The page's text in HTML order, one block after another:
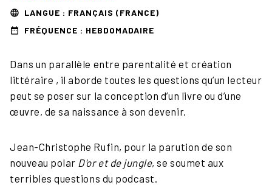
language LANGUE : FRANÇAIS (FRANCE)
date_range FRÉQUENCE : HEBDOMADAIRE
Dans un parallèle entre parentalité et création
littéraire , il aborde toutes les questions qu’un lecteur
peut se poser sur la conception d’un livre ou d’une
œuvre, de sa naissance à son devenir.
Jean-Christophe Rufin, pour la parution de son
nouveau polar D'or et de jungle, se soumet aux
terribles questions du podcast.